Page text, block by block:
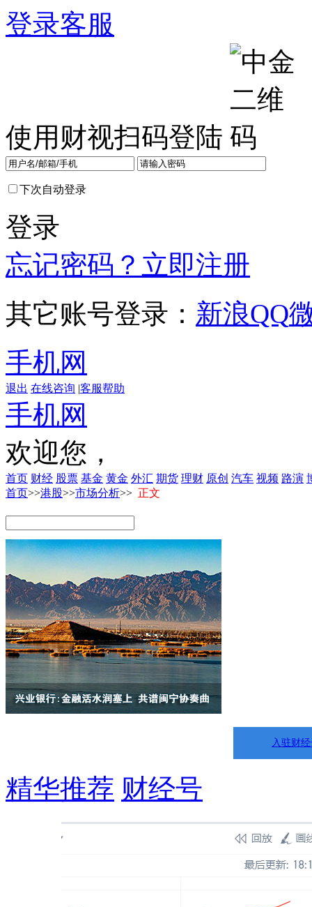
登录客服
使用财视扫码登陆
下次自动登录
登录
忘记密码？ 立即注册
其它账号登录： 新浪QQ
手机网
退出 在线咨询 |客服帮助
手机网
欢迎您，
首页 财经 股票 基金 黄金 外汇 期货 理财 原创 汽车 视频 路演
首页>>港股>>市场分析>> 正文
入驻财
精华推荐 财经号